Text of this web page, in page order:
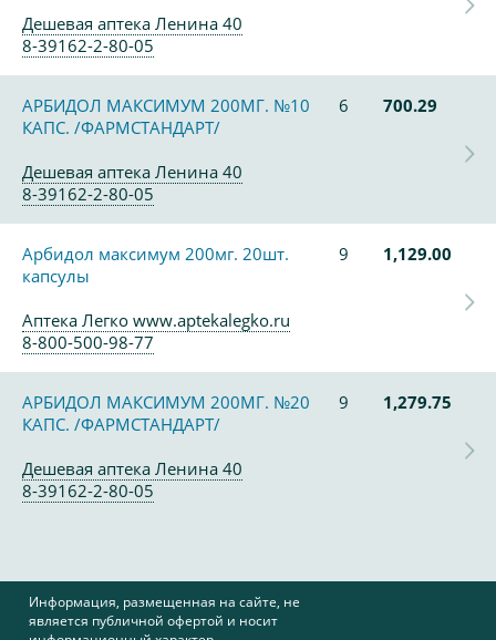
Дешевая аптека Ленина 40
8-39162-2-80-05
АРБИДОЛ МАКСИМУМ 200МГ. №10
КАПС. /ФАРМСТАНДАРТ/
6 700.29
Дешевая аптека Ленина 40
8-39162-2-80-05
Арбидол максимум 200мг. 20шт.
капсулы
9 1,129.00
Аптека Легко www.aptekalegko.ru
8-800-500-98-77
АРБИДОЛ МАКСИМУМ 200МГ. №20
КАПС. /ФАРМСТАНДАРТ/
9 1,279.75
Дешевая аптека Ленина 40
8-39162-2-80-05
Информация, размещенная на сайте, не
является публичной офертой и носит